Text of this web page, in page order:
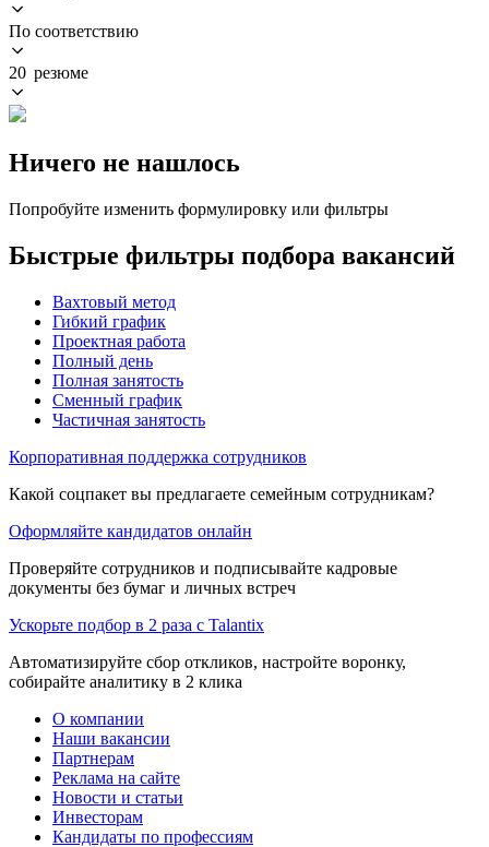
По соответствию
20 резюме
Ничего не нашлось
Попробуйте изменить формулировку или фильтры
Быстрые фильтры подбора вакансий
Вахтовый метод
Гибкий график
Проектная работа
Полный день
Полная занятость
Сменный график
Частичная занятость
Корпоративная поддержка сотрудников
Какой соцпакет вы предлагаете семейным сотрудникам?
Оформляйте кандидатов онлайн
Проверяйте сотрудников и подписывайте кадровые
документы без бумаг и личных встреч
Ускорьте подбор в 2 раза с Talantix
Автоматизируйте сбор откликов, настройте воронку,
собирайте аналитику в 2 клика
О компании
Наши вакансии
Партнерам
Реклама на сайте
Новости и статьи
Инвесторам
Кандидаты по профессиям